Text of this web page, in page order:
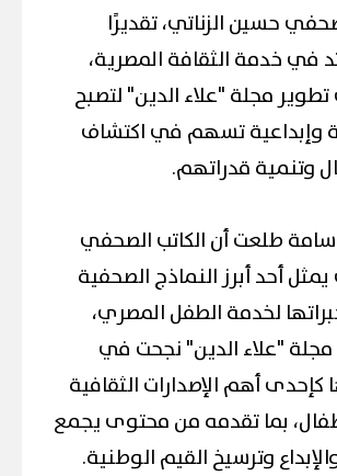
حسين الزناتي، تقديرًا
في خدمة الثقافة المصرية،
مجلة "علاء الدين" لتصبح
وإبداعية تسهم في اكتشاف
وتنمية قدراتهم.
أسامة طلعت أن الكاتب الصحفي
أحد أبرز النماذج الصحفية
لخدمة الطفل المصري،
مجلة "علاء الدين" نجحت في
كإحدى أهم الإصدارات الثقافية
بما تقدمه من محتوى يجمع
وترسيخ القيم الوطنية.